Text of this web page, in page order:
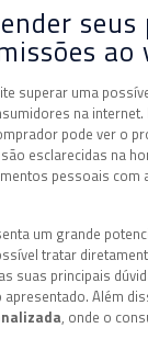
ao
superar uma
na
pode ver o
esclarecidas na
pessoais com
um grande
tratar
suas principais
Além
, onde o